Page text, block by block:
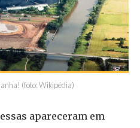
(foto: Wikipédia)
apareceram em